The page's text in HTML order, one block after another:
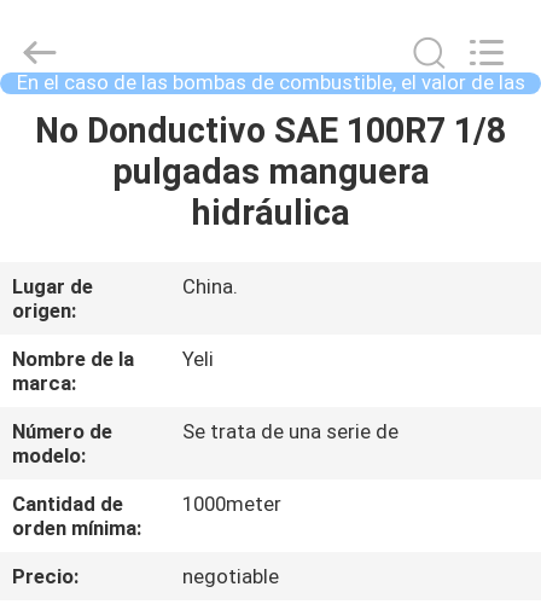
HOGAR
PRODUCTOS
SOBRE
NOSOTROS
VIAJE
DE
FÁBRICA
Proveedor.
Copyright
©
2021
wirehydraulichose.com.
En el caso de las bombas de combustible, el valor de las
bombas de combustible es el valor de las bo
No Donductivo SAE 100R7 1/8
pulgadas manguera
hidráulica
Lugar de
origen:
China.
Nombre de la
marca:
Yeli
Número de
modelo:
Se trata de una serie de
Cantidad de
orden mínima:
1000meter
Precio:
negotiable